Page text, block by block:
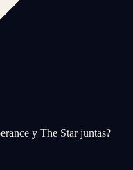
y The Star juntas?